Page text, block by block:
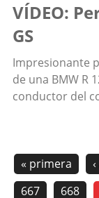
VÍDEO:
GS
Impresionante
de una BMW R
conductor del
« primera
667
668